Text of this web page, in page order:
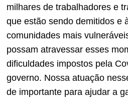
milhares de trabalhadores e
que estão sendo demitidos e
comunidades mais
possam atravessar esses
dificuldades impostos pela
governo. Nossa atuação
de importante para ajudar a